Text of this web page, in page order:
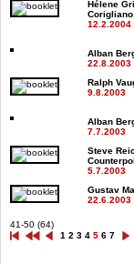
Hélene
12.2.2004
Alban
22.8.2003
Ralph
9.8.2003
Alban
7.7.2003
Steve
5.7.2003
Gustav
22.6.2003
41-50 (64)
1 2 3 4 5 6 7